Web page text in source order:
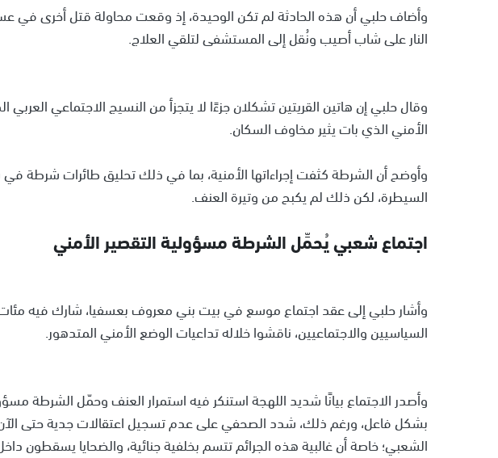
وأضاف حلبي أن هذه الحادثة لم تكن الوحيدة، إذ وقعت محاولة قتل أخرى في
النار على شاب أصيب ونُقل إلى المستشفى لتلقي العلاج.
وقال حلبي إن هاتين القريتين تشكلان جزءًا لا يتجزأ من النسيج الاجتماعي
الأمني الذي بات يثير مخاوف السكان.
وأوضح أن الشرطة كثفت إجراءاتها الأمنية، بما في ذلك تحليق طائرات شرطة
السيطرة، لكن ذلك لم يكبح من وتيرة العنف.
اجتماع شعبي يُحمِّل الشرطة مسؤولية التقصير الأمني
وأشار حلبي إلى عقد اجتماع موسع في بيت بني معروف بعسفيا، شارك فيه مئات
السياسيين والاجتماعيين، ناقشوا خلاله تداعيات الوضع الأمني المتدهور.
وأصدر الاجتماع بيانًا شديد اللهجة استنكر فيه استمرار العنف وحمّل الشرطة
بشكل فاعل، ورغم ذلك، شدد الصحفي على عدم تسجيل اعتقالات جدية حتى
الشعبي؛ خاصة أن غالبية هذه الجرائم تتسم بخلفية جنائية، والضحايا يسقطون